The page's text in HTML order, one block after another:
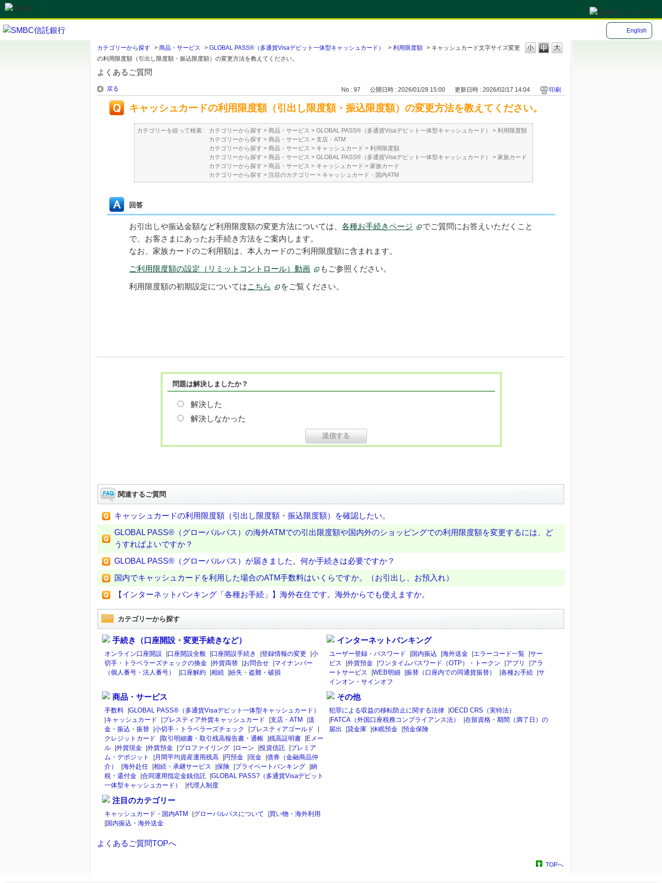
English
文字サイズ変更
カテゴリーから探す > 商品・サービス > GLOBAL PASS®（多通貨Visaデビット一体型キャッシュカード） > 利用限度額 > キャッシュカード
の利用限度額（引出し限度額・振込限度額）の変更方法を教えてください。
よくあるご質問
戻る No : 97 公開日時 : 2026/01/28 15:00 更新日時 : 2026/02/17 14:04 印刷
キャッシュカードの利用限度額（引出し限度額・振込限度額）の変更方法を教えてください。
カテゴリーを絞って検索 : カテゴリーから探す > 商品・サービス > GLOBAL PASS®（多通貨Visaデビット一体型キャッシュカード） > 利用限度額
カテゴリーから探す > 商品・サービス > 支店・ATM
カテゴリーから探す > 商品・サービス > キャッシュカード > 利用限度額
カテゴリーから探す > 商品・サービス > GLOBAL PASS®（多通貨Visaデビット一体型キャッシュカード） > 家族カード
カテゴリーから探す > 商品・サービス > キャッシュカード > 家族カード
カテゴリーから探す > 注目のカテゴリー > キャッシュカード・国内ATM
回答
お引出しや振込金額など利用限度額の変更方法については、 各種お手続きページ
でご質問にお答えいただくこと
で、お客さまにあったお手続き方法をご案内します。
なお、家族カードのご利用額は、本人カードのご利用限度額に含まれます。
ご利用限度額の設定（リミットコントロール）動画
もご参照ください。
利用限度額の初期設定についてはこちら をご覧ください。
問題は解決しましたか？
解決した
解決しなかった
関連するご質問
キャッシュカードの利用限度額（引出し限度額・振込限度額）を確認したい。
GLOBAL PASS®（グローバルパス）の海外ATMでの引出限度額や国内外のショッピングでの利用限度額を変更するには、ど
うすればよいですか？
GLOBAL PASS®（グローバルパス）が届きました。何か手続きは必要ですか？
国内でキャッシュカードを利用した場合のATM手数料はいくらですか。（お引出し、お預入れ）
【インターネットバンキング「各種お手続」】海外在住です。海外からでも使えますか。
カテゴリーから探す
手続き（口座開設・変更手続きなど）
オンライン口座開設 |口座開設全般 |口座開設手続き |登録情報の変更 |小
切手・トラベラーズチェックの換金 |外貨両替 |お問合せ |マイナンバー
（個人番号・法人番号）
|口座解約 |相続 |紛失・盗難・破損
インターネットバンキング
ユーザー登録・パスワード |国内振込 |海外送金 |エラーコード一覧 |サー
ビス
|外貨預金 |ワンタイムパスワード（OTP）・トークン |アプリ |アラ
ートサービス
|WEB明細 |振替（口座内での同通貨振替） |各種お手続 |サ
インオン・サインオフ
商品・サービス
手数料 |GLOBAL PASS®（多通貨Visaデビット一体型キャッシュカード）
|キャッシュカード |プレスティア外貨キャッシュカード |支店・ATM |送
金・振込・振替 |小切手・トラベラーズチェック |プレスティアゴールド
|
クレジットカード
|取引明細書・取引残高報告書・通帳 |残高証明書 |Eメー
ル |外貨現金 |外貨預金 |プロファイリング |ローン |投資信託 |プレミア
ム・デポジット
| 月間平均資産運用残高 |円預金 |現金 |債券（金融商品仲
介）
|海外赴任 |相続・承継サービス |保険 |プライベートバンキング |納
税・還付金 |合同運用指定金銭信託 |GLOBAL PASS?（多通貨Visaデビット
一体型キャッシュカード）
|代理人制度
その他
犯罪による収益の移転防止に関する法律 |OECD CRS（実特法）
|FATCA（外国口座税務コンプライアンス法） |在留資格・期間（満了日）の
届出
|貸金庫 |休眠預金 |預金保険
注目のカテゴリー
キャッシュカード・国内ATM |グローバルパスについて |買い物・海外利用
|国内振込・海外送金
よくあるご質問TOPへ
TOPへ